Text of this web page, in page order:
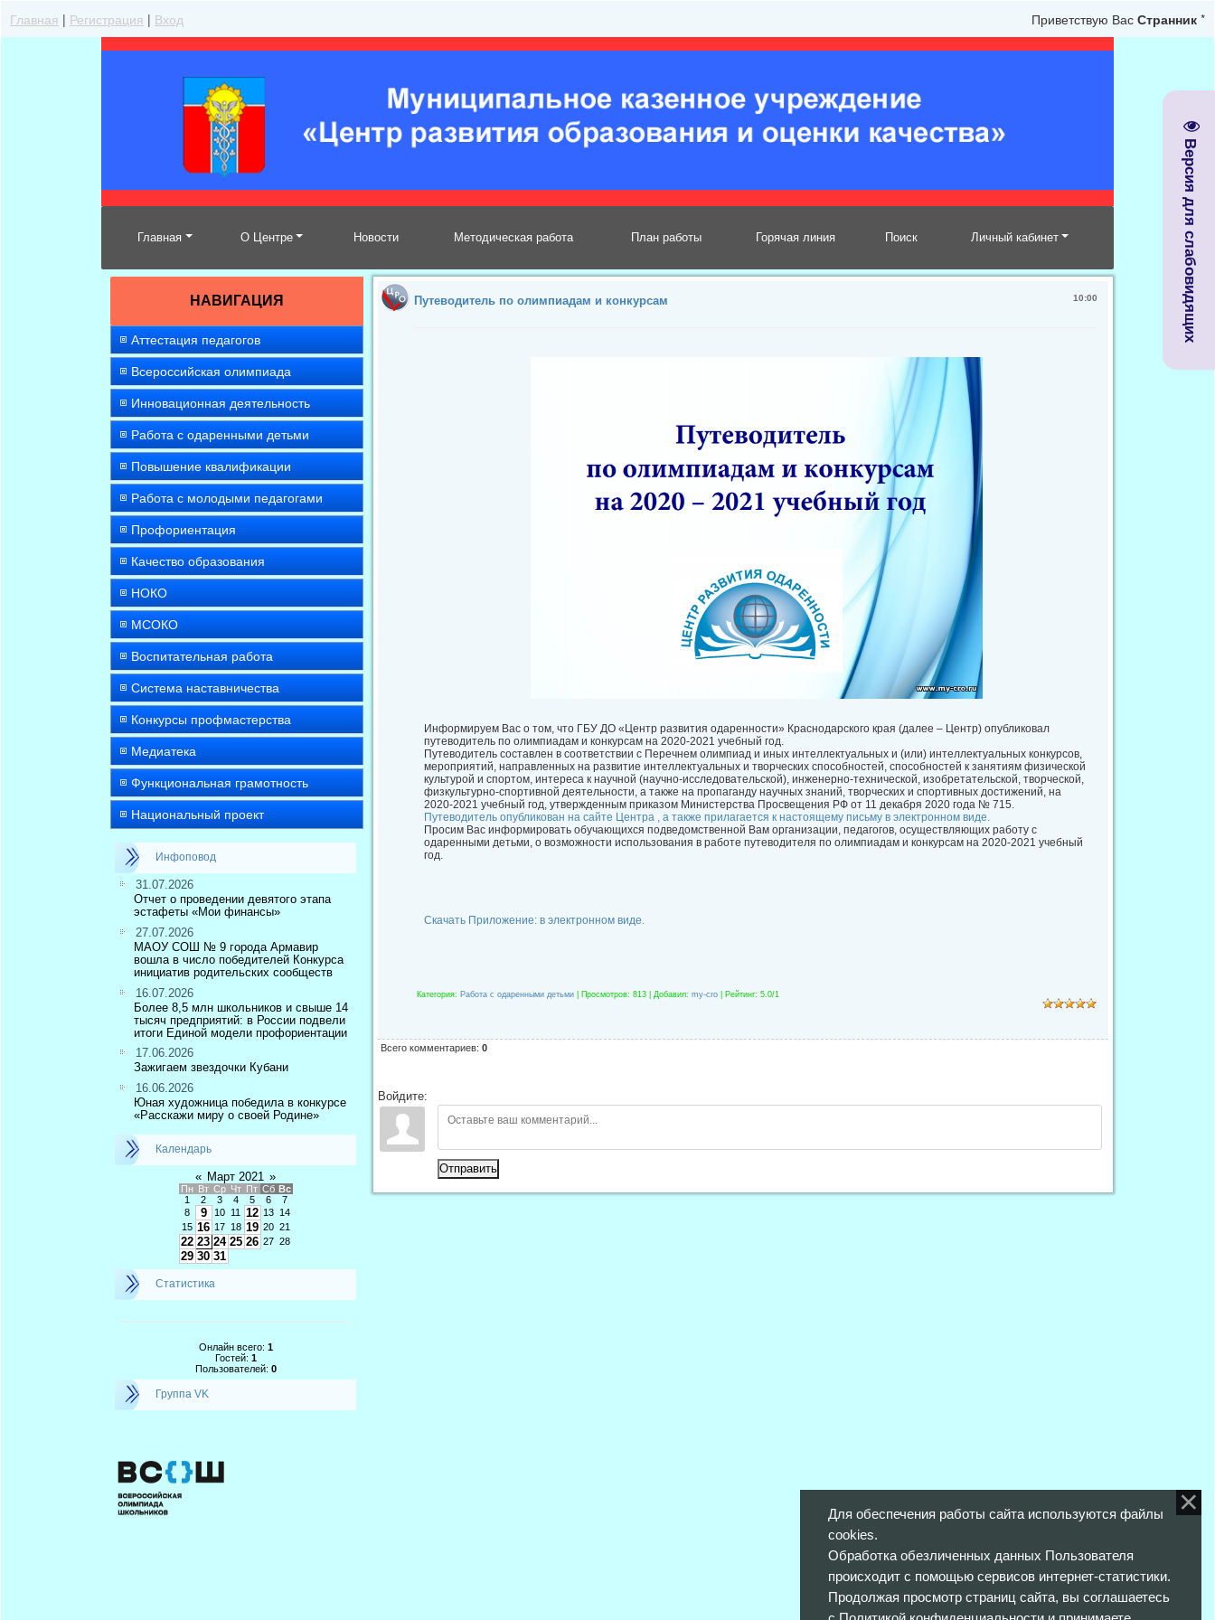
Версия для слабовидящих
Главная | Регистрация | Вход Приветствую Вас Странник *
Главная О Центре Новости Методическая работа План работы Горячая линия Поиск Личный кабинет
НАВИГАЦИЯ
Аттестация педагогов
Всероссийская олимпиада
Инновационная деятельность
Работа с одаренными детьми
Повышение квалификации
Работа с молодыми педагогами
Профориентация
Качество образования
НОКО
МСОКО
Воспитательная работа
Система наставничества
Конкурсы профмастерства
Медиатека
Функциональная грамотность
Национальный проект
Инфоповод
31.07.2026
Отчет о проведении девятого этапа
эстафеты «Мои финансы»
27.07.2026
МАОУ СОШ № 9 города Армавир
вошла в число победителей Конкурса
инициатив родительских сообществ
16.07.2026
Более 8,5 млн школьников и свыше 14
тысяч предприятий: в России подвели
итоги Единой модели профориентации
17.06.2026
Зажигаем звездочки Кубани
16.06.2026
Юная художница победила в конкурсе
«Расскажи миру о своей Родине»
Календарь
« Март 2021 »
Пн Вт Ср Чт Пт Сб Вс
1
2 3 4 5 6
7
8
9 10 11 12 13 14
15 16 17 18 19 20 21
22 23 24 25 26 27 28
29 30 31
Статистика
Онлайн всего: 1
Гостей: 1
Пользователей: 0
Группа VK
Путеводитель по олимпиадам и конкурсам 10:00
Информируем Вас о том, что ГБУ ДО «Центр развития одаренности» Краснодарского края (далее – Центр) опубликовал
путеводитель по олимпиадам и конкурсам на 2020-2021 учебный год.
Путеводитель составлен в соответствии с Перечнем олимпиад и иных интеллектуальных и (или) интеллектуальных конкурсов,
мероприятий, направленных на развитие интеллектуальных и творческих способностей, способностей к занятиям физической
культурой и спортом, интереса к научной (научно-исследовательской), инженерно-технической, изобретательской, творческой,
физкультурно-спортивной деятельности, а также на пропаганду научных знаний, творческих и спортивных достижений, на
2020-2021 учебный год, утвержденным приказом Министерства Просвещения РФ от 11 декабря 2020 года № 715.
Путеводитель опубликован на сайте Центра , а также прилагается к настоящему письму в электронном виде.
Просим Вас информировать обучающихся подведомственной Вам организации, педагогов, осуществляющих работу с
одаренными детьми, о возможности использования в работе путеводителя по олимпиадам и конкурсам на 2020-2021 учебный
год.
Скачать Приложение: в электронном виде.
Категория: Работа с одаренными детьми Просмотров: 813 | Добавил: my-cro Рейтинг: 5.0/1
Всего комментариев: 0
Войдите:
Отправить
Для обеспечения работы сайта используются файлы
cookies.
Обработка обезличенных данных Пользователя
происходит с помощью сервисов интернет-статистики.
Продолжая просмотр страниц сайта, вы соглашаетесь